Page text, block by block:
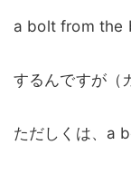
a bolt from the
するんですが（
ただしくは、a